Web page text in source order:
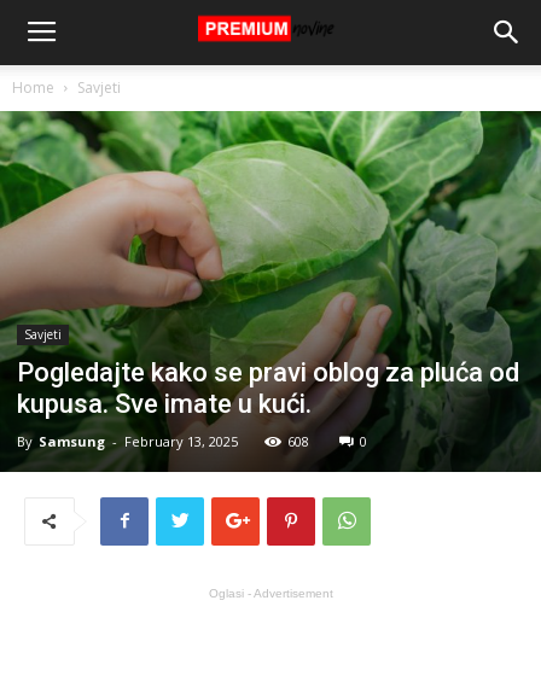
Home Savjeti
Savjeti
Pogledajte kako se pravi oblog za pluća od
kupusa. Sve imate u kući.
By Samsung - February 13, 2025 608 0
Oglasi - Advertisement